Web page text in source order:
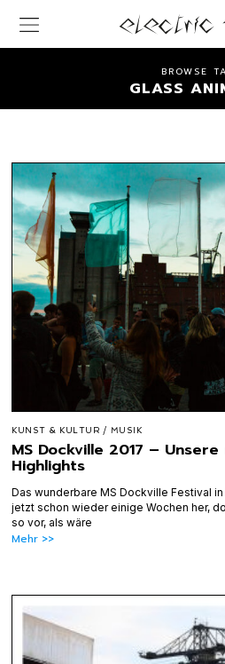
BROWSE
GLASS
KUNST & KULTUR / MUSIK
MS Dockville 2017 – Unsere
Highlights
Das wunderbare MS Dockville Festival
jetzt schon wieder einige Wochen her,
so vor, als wäre
Mehr >>